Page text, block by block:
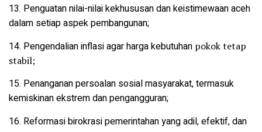
13. Penguatan nilai-nilai kekhususan dan keistimewaan aceh
dalam setiap aspek pembangunan;
14. Pengendalian inflasi agar harga kebutuhan pokok tetap
stabil;
15. Penanganan persoalan sosial masyarakat,termasuk
kemiskinan ekstrem dan pengangguran;
16. Reformasi birokrasi pemerintahan yang adil,efektif, dan